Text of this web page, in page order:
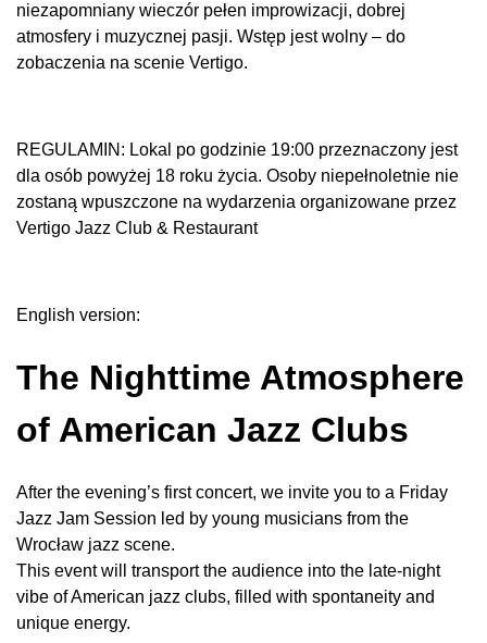
niezapomniany wieczór pełen improwizacji, dobrej
atmosfery i muzycznej pasji. Wstęp jest wolny – do
zobaczenia na scenie Vertigo.
REGULAMIN: Lokal po godzinie 19:00 przeznaczony jest
dla osób powyżej 18 roku życia. Osoby niepełnoletnie nie
zostaną wpuszczone na wydarzenia organizowane przez
Vertigo Jazz Club & Restaurant
English version:
The Nighttime Atmosphere
of American Jazz Clubs
After the evening’s first concert, we invite you to a Friday
Jazz Jam Session led by young musicians from the
Wrocław jazz scene.
This event will transport the audience into the late-night
vibe of American jazz clubs, filled with spontaneity and
unique energy.